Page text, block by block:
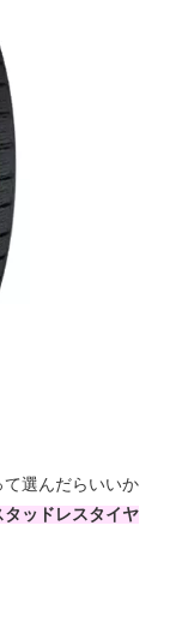
選んだらいいか
ッドレスタイヤ